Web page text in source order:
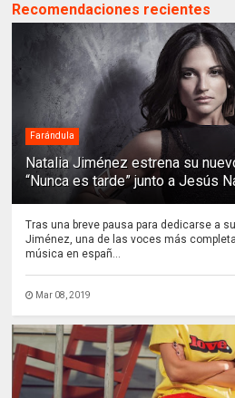
Recomendaciones recientes
Farándula
Natalia Jiménez estrena su
“Nunca es tarde” junto a Jesús
Tras una breve pausa para dedicarse a
Jiménez, una de las voces más
música en españ...
Mar 08, 2019